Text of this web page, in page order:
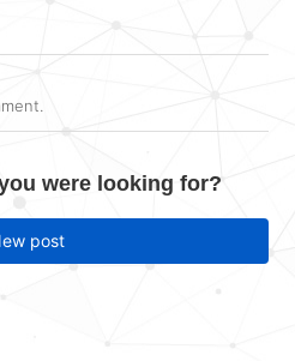
were looking for?
post